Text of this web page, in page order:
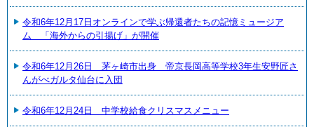
令和6年12月17日オンラインで学ぶ帰還者たちの記憶ミュージア
ム 「海外からの引揚げ」が開催
令和6年12月26日 茅ヶ崎市出身 帝京長岡高等学校3年生安野匠さ
んがべガルタ仙台に入団
令和6年12月24日 中学校給食クリスマスメニュー